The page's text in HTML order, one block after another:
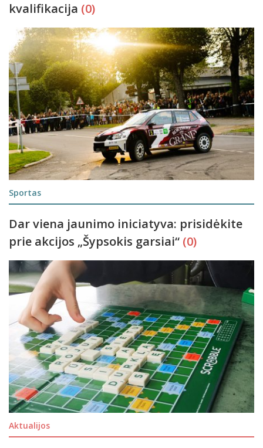
kvalifikacija (0)
Sportas
Dar viena jaunimo iniciatyva: prisidėkite
prie akcijos „Šypsokis garsiai“ (0)
Aktualijos